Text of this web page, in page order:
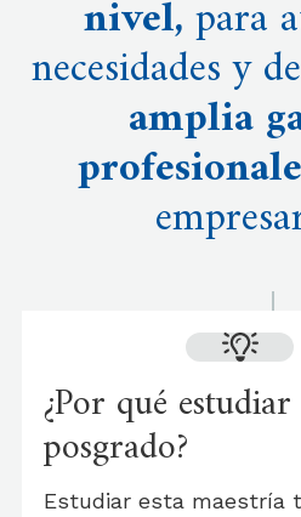
nivel,para
necesidades y
amplia
¿Por qué estudiar
posgrado?
Estudiar esta maestría